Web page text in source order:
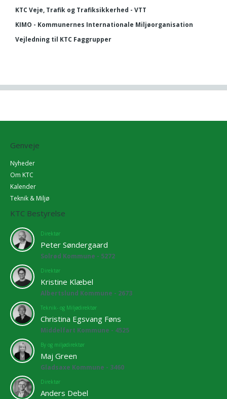
KTC Veje, Trafik og Trafiksikkerhed - VTT
KIMO - Kommunernes Internationale Miljøorganisation
Vejledning til KTC Faggrupper
Genveje
Nyheder
Om KTC
Kalender
Teknik & Miljø
KTC Bestyrelse
Direktør
Peter Søndergaard
Solrød Kommune - 5272
Direktør
Kristine Klæbel
Albertslund Kommune - 2673
Teknik- og Miljødirektør
Christina Egsvang Føns
Middelfart Kommune - 4525
By og miljødirektør
Maj Green
Gladsaxe Kommune - 3460
Direktør
Anders Debel